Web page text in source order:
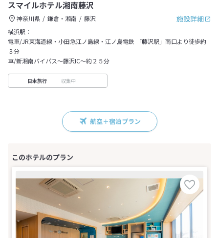
スマイルホテル湘南藤沢
施設詳細
神奈川県 鎌倉・湘南
藤沢
横浜駅：
電車/JR東海道線・小田急江ノ島線・江ノ島電鉄 「藤沢駅」南口より徒歩約
３分
車/新湘南バイパス～藤沢IC～約２５分
日本旅行 収集中
航空＋宿泊プラン